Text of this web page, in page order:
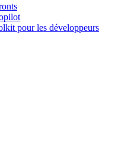
pour les développeurs